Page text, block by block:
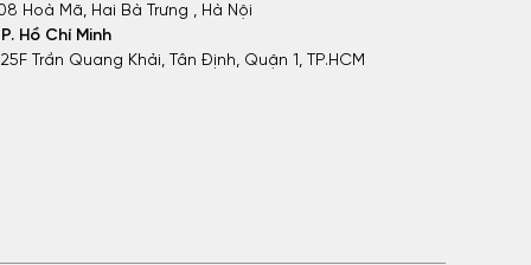
Hoà Mã, Hai Bà Trưng , Hà Nội
Hồ Chí Minh
Trần Quang Khải, Tân Định, Quận 1, TP.HCM